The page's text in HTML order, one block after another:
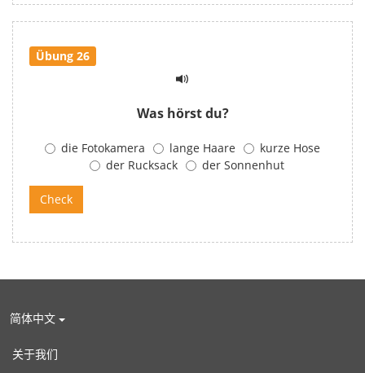
Übung 26
Was hörst du?
die Fotokamera lange Haare
kurze Hose
der Rucksack
der Sonnenhut
简体中文
关于我们